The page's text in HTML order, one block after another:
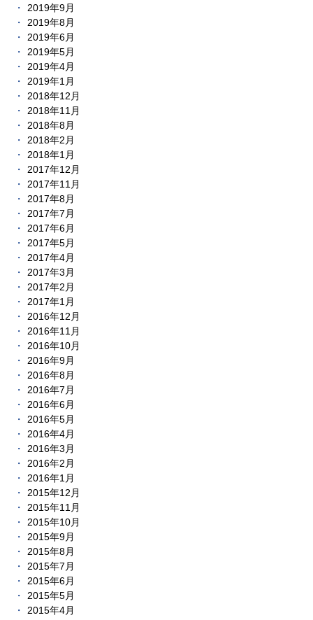
2019年9月
2019年8月
2019年6月
2019年5月
2019年4月
2019年1月
2018年12月
2018年11月
2018年8月
2018年2月
2018年1月
2017年12月
2017年11月
2017年8月
2017年7月
2017年6月
2017年5月
2017年4月
2017年3月
2017年2月
2017年1月
2016年12月
2016年11月
2016年10月
2016年9月
2016年8月
2016年7月
2016年6月
2016年5月
2016年4月
2016年3月
2016年2月
2016年1月
2015年12月
2015年11月
2015年10月
2015年9月
2015年8月
2015年7月
2015年6月
2015年5月
2015年4月